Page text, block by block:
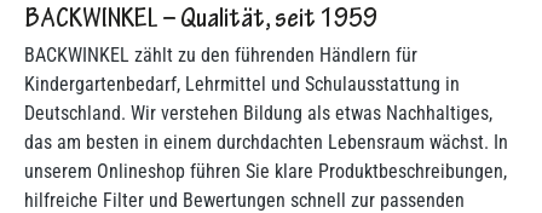
BACKWINKEL – Qualität, seit 1959
BACKWINKEL zählt zu den führenden Händlern für
Kindergartenbedarf, Lehrmittel und Schulausstattung in
Deutschland. Wir verstehen Bildung als etwas Nachhaltiges,
das am besten in einem durchdachten Lebensraum wächst. In
unserem Onlineshop führen Sie klare Produktbeschreibungen,
hilfreiche Filter und Bewertungen schnell zur passenden